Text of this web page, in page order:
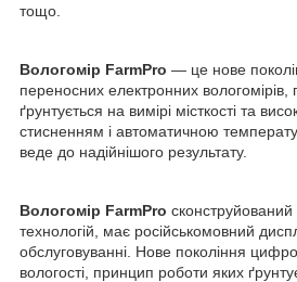
тощо.
Вологомір FarmPro — це нове
переносних електронних
ґрунтується на вимірі місткості та
стисненням і автоматичною
веде до надійнішого результату.
Вологомір FarmPro сконструйований
технологій, має російськомовний
обслуговуванні. Нове покоління
вологості, принцип роботи яких